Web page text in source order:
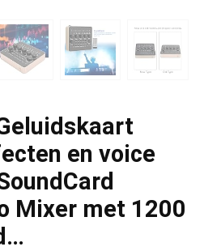
en voice
Mixer met 1200